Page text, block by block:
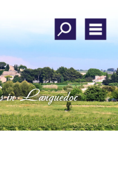
All our offers
in Languedoc